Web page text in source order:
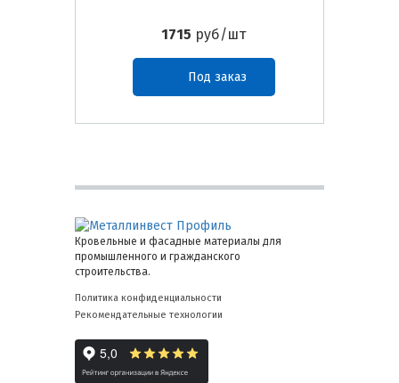
1715 руб/шт
Под заказ
Кровельные и фасадные материалы для
промышленного и гражданского
строительства.
Политика конфиденциальности
Рекомендательные технологии